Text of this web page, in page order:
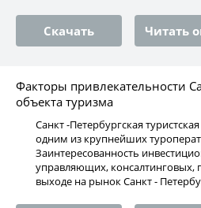
Скачать Читать
Факторы привлекательности
объекта туризма
Санкт -Петербургская
одним из крупнейших
Заинтересованность
управляющих, консалтинговых,
выходе на рынок Санкт -